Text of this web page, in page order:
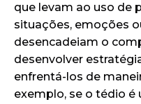
que levam ao uso de
situações, emoções
desencadeiam o
desenvolver
enfrentá-los de
exemplo, se o tédio é